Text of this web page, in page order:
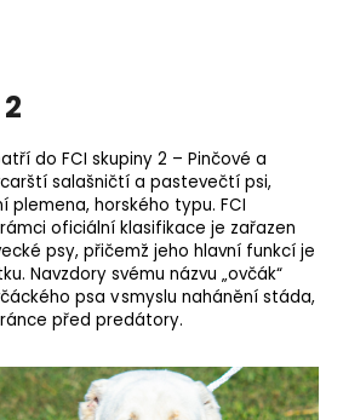
2
do FCI skupiny 2 – Pinčové a
salašničtí a pastevečtí psi,
plemena, horského typu. FCI
oficiální klasifikace je zařazen
psy, přičemž jeho hlavní funkcí je
Navzdory svému názvu „ovčák“
psa v smyslu nahánění stáda,
před predátory.